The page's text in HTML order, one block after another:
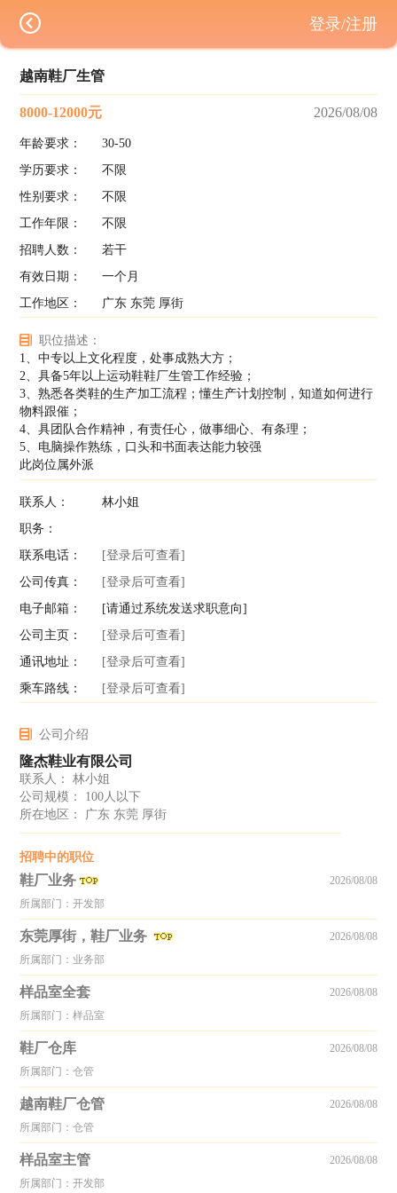
越南鞋厂生管
8000-12000元 2026/08/08
年龄要求：
30-50
学历要求：
不限
性别要求：
不限
工作年限：
不限
招聘人数：
若干
有效日期：
一个月
工作地区：
广东 东莞 厚街
职位描述：
1、中专以上文化程度，处事成熟大方；
2、具备5年以上运动鞋鞋厂生管工作经验；
3、熟悉各类鞋的生产加工流程；懂生产计划控制，知道如何进行
物料跟催；
4、具团队合作精神，有责任心，做事细心、有条理；
5、电脑操作熟练，口头和书面表达能力较强
此岗位属外派
联系人：
林小姐
职务：
联系电话：
[登录后可查看]
公司传真：
[登录后可查看]
电子邮箱：
[请通过系统发送求职意向]
公司主页：
[登录后可查看]
通讯地址：
[登录后可查看]
乘车路线：
[登录后可查看]
公司介绍
隆杰鞋业有限公司
联系人： 林小姐
公司规模： 100人以下
所在地区： 广东 东莞 厚街
招聘中的职位
鞋厂业务
所属部门：开发部
2026/08/08
东莞厚街，鞋厂业务
所属部门：业务部
2026/08/08
样品室全套
所属部门：样品室
2026/08/08
鞋厂仓库
所属部门：仓管
2026/08/08
越南鞋厂仓管
所属部门：仓管
2026/08/08
样品室主管
所属部门：开发部
2026/08/08
登录/注册